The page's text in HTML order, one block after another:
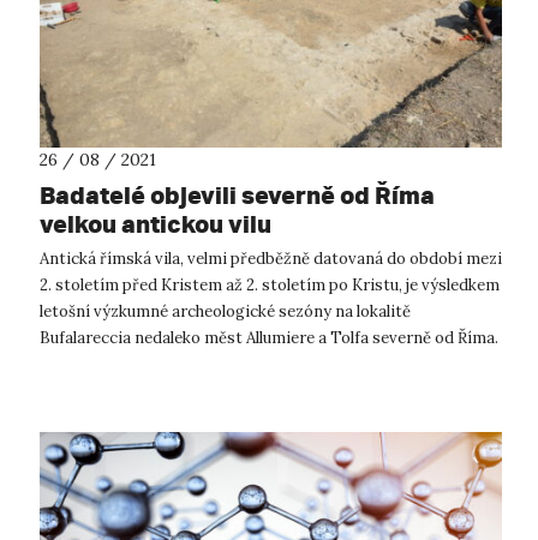
26 / 08 / 2021
Badatelé objevili severně od Říma
velkou antickou vilu
Antická římská vila, velmi předběžně datovaná do období mezi
2. stoletím před Kristem až 2. stoletím po Kristu, je výsledkem
letošní výzkumné archeologické sezóny na lokalitě
Bufalareccia nedaleko měst Allumiere a Tolfa severně od Říma.